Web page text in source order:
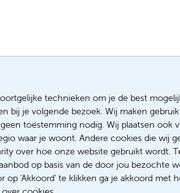
technieken om je de best
bij je volgende bezoek. Wij maken
toestemming nodig. Wij plaatsen ook
waar je woont. Andere cookies die wij
over hoe onze website gebruikt wordt.
op basis van de door jou bezochte
'Akkoord' te klikken ga je akkoord met
Meer
Solliciteren
Over ons
Diversiteit & inclusie
Gedragscode
Klacht/feedback
Compliment/suggestie